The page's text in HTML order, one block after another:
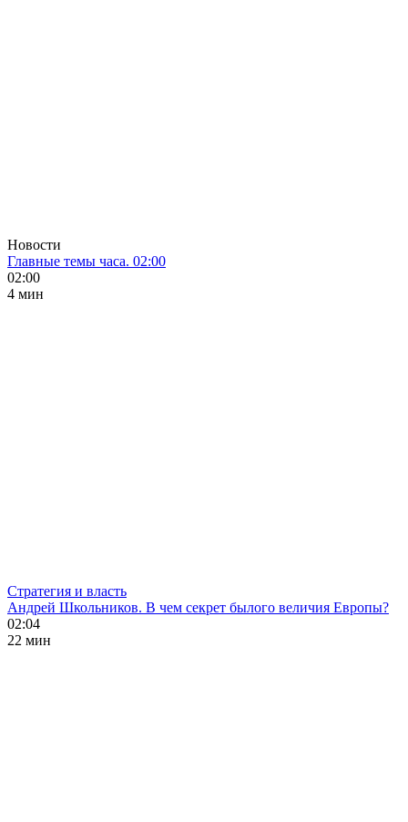
Новости
Главные темы часа. 02:00
02:00
4 мин
Стратегия и власть
Андрей Школьников. В чем секрет былого величия Европы?
02:04
22 мин